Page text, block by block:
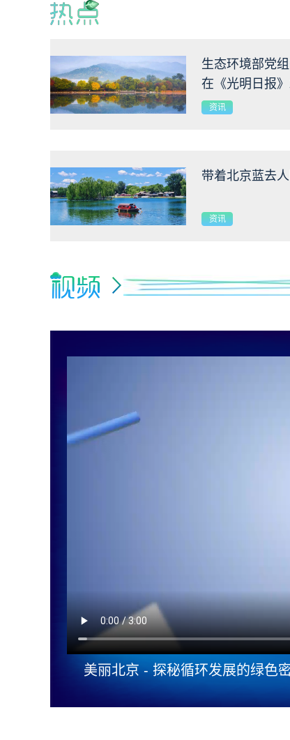
生态环境部党
在《光明日报
群众身边水体
资讯
带着北京蓝去
资讯
美丽北京 - 探秘循环发展的绿色